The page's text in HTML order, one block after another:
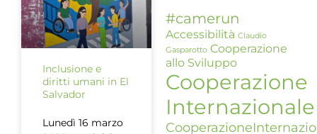
Inclusione e
diritti umani in El
Salvador
Lunedì 16 marzo
#camerun
Accessibilità Claudio
Gasparotto Cooperazione
allo Sviluppo
Cooperazione
Internazionale